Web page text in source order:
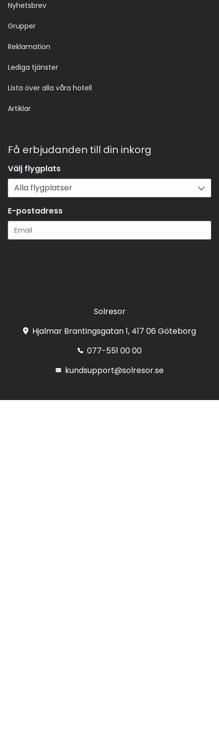
Nyhetsbrev
Grupper
Reklamation
Lediga tjänster
Lista över alla våra hotell
Artiklar
Få erbjudanden till din inkorg
Välj flygplats
E-postadress
Solresor
Hjalmar Brantingsgatan 1, 417 06 Göteborg
077-551 00 00
kundsupport@solresor.se